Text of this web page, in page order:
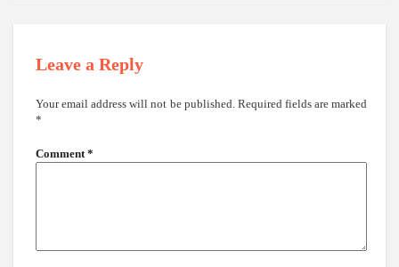
Leave a Reply
Your email address will not be published. Required fields are marked
*
Comment *